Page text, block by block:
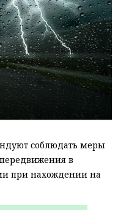
соблюдать меры
в
при нахождении на